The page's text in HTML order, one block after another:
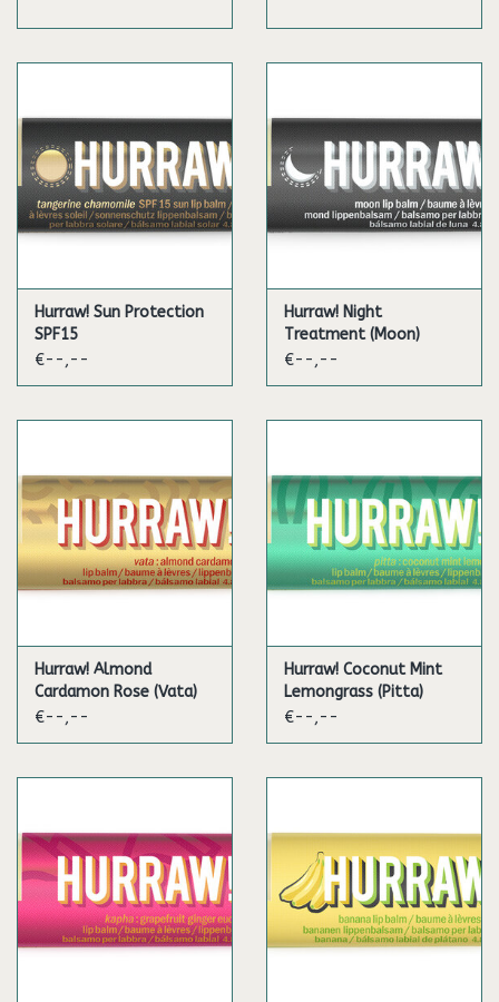
Hurraw Balm is biologisch gecertificeerd door het Montana
Department of Agriculture
Hurraw! Sun Protection
SPF15
€--,--
Hurraw! Night
Treatment (Moon)
€--,--
Hurraw! Almond
Cardamon Rose (Vata)
€--,--
Hurraw! Coconut Mint
Lemongrass (Pitta)
€--,--